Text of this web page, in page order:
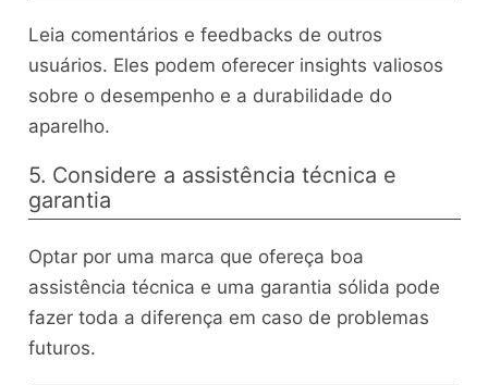
Leia comentários e feedbacks de outros
usuários. Eles podem oferecer insights valiosos
sobre o desempenho e a durabilidade do
aparelho.
5. Considere a assistência técnica e
garantia
Optar por uma marca que ofereça boa
assistência técnica e uma garantia sólida pode
fazer toda a diferença em caso de problemas
futuros.